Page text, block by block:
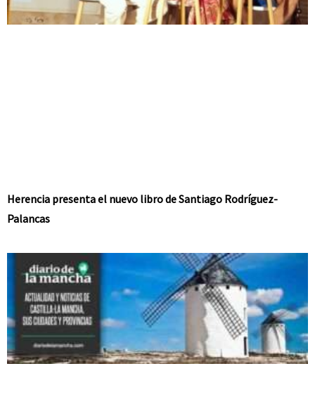
Herencia presenta el nuevo libro de Santiago Rodríguez-
Palancas